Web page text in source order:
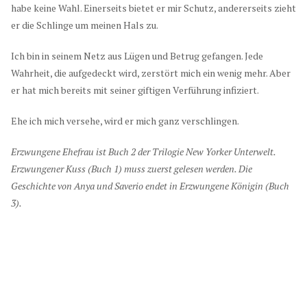
habe keine Wahl. Einerseits bietet er mir Schutz, andererseits zieht
er die Schlinge um meinen Hals zu.
Ich bin in seinem Netz aus Lügen und Betrug gefangen. Jede
Wahrheit, die aufgedeckt wird, zerstört mich ein wenig mehr. Aber
er hat mich bereits mit seiner giftigen Verführung infiziert.
Ehe ich mich versehe, wird er mich ganz verschlingen.
Erzwungene Ehefrau ist Buch 2 der Trilogie New Yorker Unterwelt.
Erzwungener Kuss (Buch 1) muss zuerst gelesen werden. Die
Geschichte von Anya und Saverio endet in Erzwungene Königin (Buch
3).